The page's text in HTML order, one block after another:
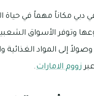
دبي مكاناً مهماً في حياة
وتوفر الأسواق
إلى المواد
زووم الامارات.